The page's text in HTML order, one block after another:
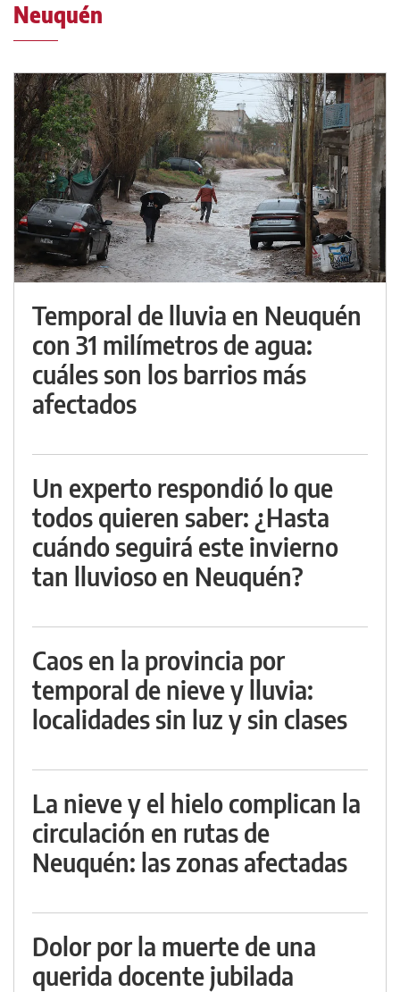
Neuquén
Temporal de lluvia en Neuquén
con 31 milímetros de agua:
cuáles son los barrios más
afectados
Un experto respondió lo que
todos quieren saber: ¿Hasta
cuándo seguirá este invierno
tan lluvioso en Neuquén?
Caos en la provincia por
temporal de nieve y lluvia:
localidades sin luz y sin clases
La nieve y el hielo complican la
circulación en rutas de
Neuquén: las zonas afectadas
Dolor por la muerte de una
querida docente jubilada